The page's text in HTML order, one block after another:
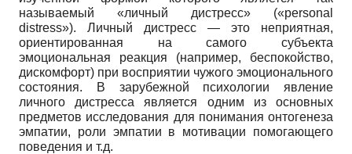
называемый «личный дистресс» («personal
distress»). Личный дистресс — это неприятная,
ориентированная на самого субъекта
эмоциональная реакция (например, беспокойство,
дискомфорт) при восприятии чужого эмоционального
состояния. В зарубежной психологии явление
личного дис­тресса является одним из основных
предметов исследования для понимания онтогенеза
эмпатии, роли эмпатии в мотивации помогающего
поведения и т.д.